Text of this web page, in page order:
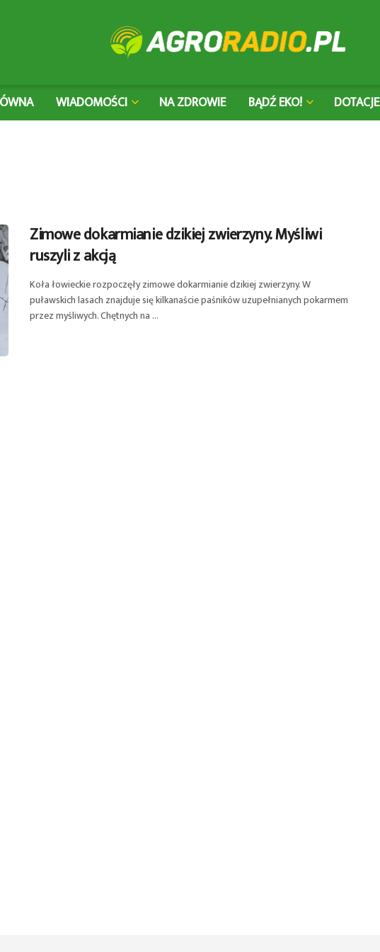
WIADOMOŚCI NA ZDROWIE BĄDŹ EKO! DOTACJE
Zimowe dokarmianie dzikiej zwierzyny. Myśliwi
ruszyli z akcją
Koła łowieckie rozpoczęły zimowe dokarmianie dzikiej zwierzyny. W
puławskich lasach znajduje się kilkanaście paśników uzupełnianych pokarmem
przez myśliwych. Chętnych na ...